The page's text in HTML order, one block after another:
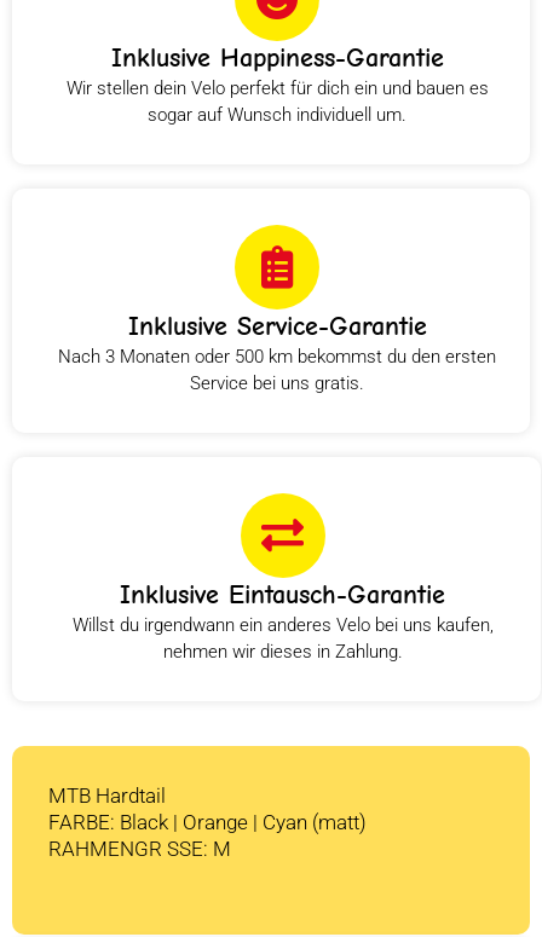
Inklusive Happiness-Garantie
Wir stellen dein Velo perfekt für dich ein und bauen es
sogar auf Wunsch individuell um.
Inklusive Service-Garantie
Nach 3 Monaten oder 500 km bekommst du den ersten
Service bei uns gratis.
Inklusive Eintausch-Garantie
Willst du irgendwann ein anderes Velo bei uns kaufen,
nehmen wir dieses in Zahlung.
MTB Hardtail
FARBE: Black | Orange | Cyan (matt)
RAHMENGR SSE: M